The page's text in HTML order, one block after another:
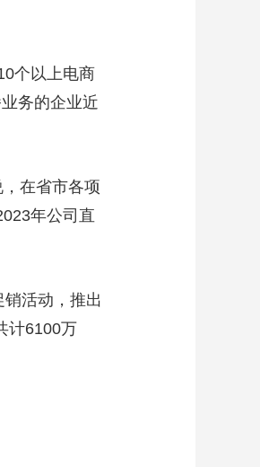
个以上电商
务的企业近
在省市各项
年公司直
活动，推出
计6100万